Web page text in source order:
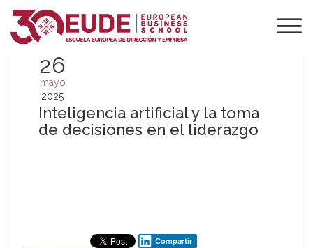
26
mayo
2025
Inteligencia artificial y la toma
de decisiones en el liderazgo
Compartir